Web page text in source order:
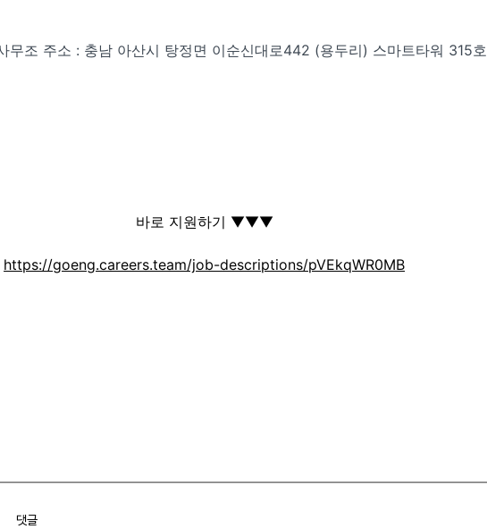
무조 주소 : 충남 아산시 탕정면 이순신대로442 (용두리) 스마트타워 315호
바로 지원하기 ▼▼▼
https://goeng.careers.team/job-descriptions/pVEkqWR0MB
댓글